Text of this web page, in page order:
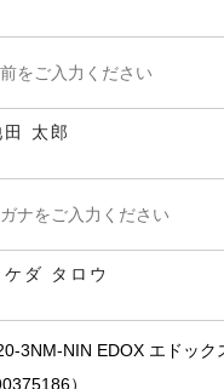
太郎
ダ タロウ